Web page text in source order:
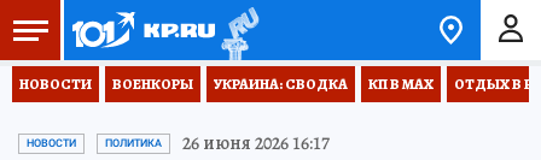
НОВОСТИ ВОЕНКОРЫ УКРАИНА: СВОДКА КП В МАХ ОТДЫХ В
НОВОСТИ ПОЛИТИКА 26 июня 2026 16:17